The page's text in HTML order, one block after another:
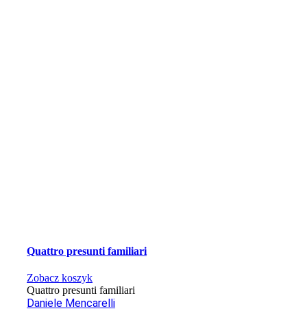
Quattro presunti familiari
Zobacz koszyk
Quattro presunti familiari
Daniele Mencarelli